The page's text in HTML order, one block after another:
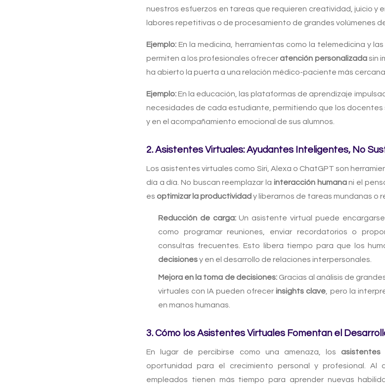
nuestros esfuerzos en tareas que requieren creatividad, juicio y
labores repetitivas o de procesamiento de grandes volúmenes
Ejemplo: En la medicina, herramientas como la telemedicina y
permiten a los profesionales ofrecer atención personalizadasin
ha abierto la puerta a una relación médico-paciente más cercana
Ejemplo:En la educación, las plataformas de aprendizaje
necesidades de cada estudiante, permitiendo que los docentes
y en el acompañamiento emocional de sus alumnos.
2. Asistentes Virtuales: Ayudantes Inteligentes, No
Los asistentes virtuales como Siri, Alexa o ChatGPT son
día a día. No buscan reemplazar la interacción humanani el
es optimizar la productividad y liberarnos de tareas mundanas o
Reducción de carga:Un asistente virtual puede
como programar reuniones, enviar recordatorios o
consultas frecuentes. Esto libera tiempo para que los
decisionesy en el desarrollo de relaciones interpersonales.
Mejora en la toma de decisiones:Gracias al análisis de
virtuales con IA pueden ofrecerinsights clave , pero la
en manos humanas.
3. Cómo los Asistentes Virtuales Fomentan el
En lugar de percibirse como una amenaza, los asistentes
oportunidad para el crecimiento personal y profesional. Al
empleados tienen más tiempo para aprender nuevas